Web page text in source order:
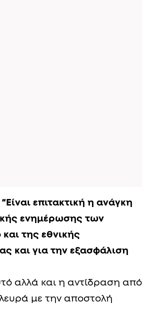
επιτακτική η ανάγκη
ενημέρωσης των
της εθνικής
και για την εξασφάλιση
αλλά και η αντίδραση από
με την αποστολή